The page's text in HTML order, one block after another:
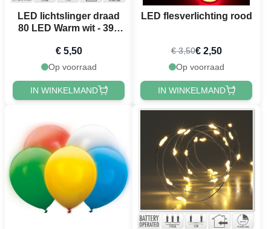
LED lichtslinger draad
80 LED Warm wit - 395
€ 5,50
Op voorraad
IN WINKELMAND
LED flesverlichting rood
€ 3,50€ 2,50
Op voorraad
IN WINKELMAND